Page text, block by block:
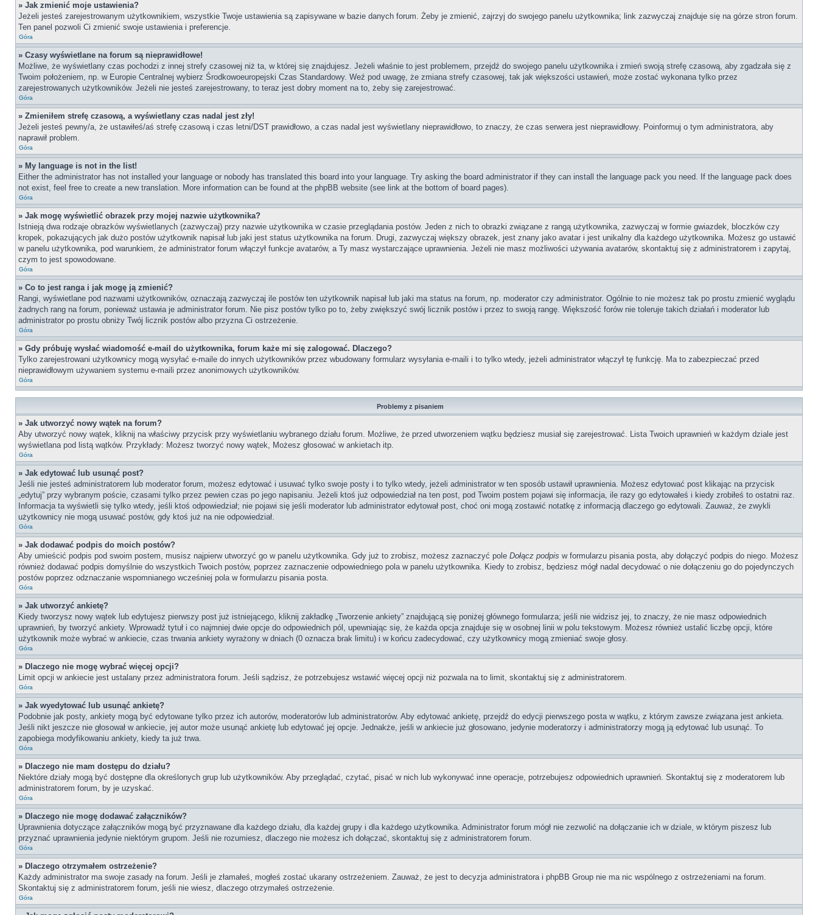
» Jak zmienić moje ustawienia?
Jeżeli jesteś zarejestrowanym użytkownikiem, wszystkie Twoje ustawienia są zapisywane w bazie danych forum. Żeby je zmienić, zajrzyj do swojego panelu użytkownika; link zazwyczaj znajduje się na górze stron forum.
Ten panel pozwoli Ci zmienić swoje ustawienia i preferencje.
Góra
» Czasy wyświetlane na forum są nieprawidłowe!
Możliwe, że wyświetlany czas pochodzi z innej strefy czasowej niż ta, w której się znajdujesz. Jeżeli właśnie to jest problemem, przejdź do swojego panelu użytkownika i zmień swoją strefę czasową, aby zgadzała się z
Twoim położeniem, np. w Europie Centralnej wybierz Środkowoeuropejski Czas Standardowy. Weź pod uwagę, że zmiana strefy czasowej, tak jak większości ustawień, może zostać wykonana tylko przez
zarejestrowanych użytkowników. Jeżeli nie jesteś zarejestrowany, to teraz jest dobry moment na to, żeby się zarejestrować.
Góra
» Zmieniłem strefę czasową, a wyświetlany czas nadal jest zły!
Jeżeli jesteś pewny/a, że ustawiłeś/aś strefę czasową i czas letni/DST prawidłowo, a czas nadal jest wyświetlany nieprawidłowo, to znaczy, że czas serwera jest nieprawidłowy. Poinformuj o tym administratora, aby
naprawił problem.
Góra
» My language is not in the list!
Either the administrator has not installed your language or nobody has translated this board into your language. Try asking the board administrator if they can install the language pack you need. If the language pack does
not exist, feel free to create a new translation. More information can be found at the phpBB website (see link at the bottom of board pages).
Góra
» Jak mogę wyświetlić obrazek przy mojej nazwie użytkownika?
Istnieją dwa rodzaje obrazków wyświetlanych (zazwyczaj) przy nazwie użytkownika w czasie przeglądania postów. Jeden z nich to obrazki związane z rangą użytkownika, zazwyczaj w formie gwiazdek, bloczków czy
kropek, pokazujących jak dużo postów użytkownik napisał lub jaki jest status użytkownika na forum. Drugi, zazwyczaj większy obrazek, jest znany jako avatar i jest unikalny dla każdego użytkownika. Możesz go ustawić
w panelu użytkownika, pod warunkiem, że administrator forum włączył funkcje avatarów, a Ty masz wystarczające uprawnienia. Jeżeli nie masz możliwości używania avatarów, skontaktuj się z administratorem i zapytaj,
czym to jest spowodowane.
Góra
» Co to jest ranga i jak mogę ją zmienić?
Rangi, wyświetlane pod nazwami użytkowników, oznaczają zazwyczaj ile postów ten użytkownik napisał lub jaki ma status na forum, np. moderator czy administrator. Ogólnie to nie możesz tak po prostu zmienić wyglądu
żadnych rang na forum, ponieważ ustawia je administrator forum. Nie pisz postów tylko po to, żeby zwiększyć swój licznik postów i przez to swoją rangę. Większość forów nie toleruje takich działań i moderator lub
administrator po prostu obniży Twój licznik postów albo przyzna Ci ostrzeżenie.
Góra
» Gdy próbuję wysłać wiadomość e-mail do użytkownika, forum każe mi się zalogować. Dlaczego?
Tylko zarejestrowani użytkownicy mogą wysyłać e-maile do innych użytkowników przez wbudowany formularz wysyłania e-maili i to tylko wtedy, jeżeli administrator włączył tę funkcję. Ma to zabezpieczać przed
nieprawidłowym używaniem systemu e-maili przez anonimowych użytkowników.
Góra
Problemy z pisaniem
» Jak utworzyć nowy wątek na forum?
Aby utworzyć nowy wątek, kliknij na właściwy przycisk przy wyświetlaniu wybranego działu forum. Możliwe, że przed utworzeniem wątku będziesz musiał się zarejestrować. Lista Twoich uprawnień w każdym dziale jest
wyświetlana pod listą wątków. Przykłady: Możesz tworzyć nowy wątek, Możesz głosować w ankietach itp.
Góra
» Jak edytować lub usunąć post?
Jeśli nie jesteś administratorem lub moderator forum, możesz edytować i usuwać tylko swoje posty i to tylko wtedy, jeżeli administrator w ten sposób ustawił uprawnienia. Możesz edytować post klikając na przycisk
„edytuj” przy wybranym poście, czasami tylko przez pewien czas po jego napisaniu. Jeżeli ktoś już odpowiedział na ten post, pod Twoim postem pojawi się informacja, ile razy go edytowałeś i kiedy zrobiłeś to ostatni raz.
Informacja ta wyświetli się tylko wtedy, jeśli ktoś odpowiedział; nie pojawi się jeśli moderator lub administrator edytował post, choć oni mogą zostawić notatkę z informacją dlaczego go edytowali. Zauważ, że zwykli
użytkownicy nie mogą usuwać postów, gdy ktoś już na nie odpowiedział.
Góra
» Jak dodawać podpis do moich postów?
Aby umieścić podpis pod swoim postem, musisz najpierw utworzyć go w panelu użytkownika. Gdy już to zrobisz, możesz zaznaczyć pole Dołącz podpis w formularzu pisania posta, aby dołączyć podpis do niego. Możesz
również dodawać podpis domyślnie do wszystkich Twoich postów, poprzez zaznaczenie odpowiedniego pola w panelu użytkownika. Kiedy to zrobisz, będziesz mógł nadal decydować o nie dołączeniu go do pojedynczych
postów poprzez odznaczanie wspomnianego wcześniej pola w formularzu pisania posta.
Góra
» Jak utworzyć ankietę?
Kiedy tworzysz nowy wątek lub edytujesz pierwszy post już istniejącego, kliknij zakładkę „Tworzenie ankiety” znajdującą się poniżej głównego formularza; jeśli nie widzisz jej, to znaczy, że nie masz odpowiednich
uprawnień, by tworzyć ankiety. Wprowadź tytuł i co najmniej dwie opcje do odpowiednich pól, upewniając się, że każda opcja znajduje się w osobnej linii w polu tekstowym. Możesz również ustalić liczbę opcji, które
użytkownik może wybrać w ankiecie, czas trwania ankiety wyrażony w dniach (0 oznacza brak limitu) i w końcu zadecydować, czy użytkownicy mogą zmieniać swoje głosy.
Góra
» Dlaczego nie mogę wybrać więcej opcji?
Limit opcji w ankiecie jest ustalany przez administratora forum. Jeśli sądzisz, że potrzebujesz wstawić więcej opcji niż pozwala na to limit, skontaktuj się z administratorem.
Góra
» Jak wyedytować lub usunąć ankietę?
Podobnie jak posty, ankiety mogą być edytowane tylko przez ich autorów, moderatorów lub administratorów. Aby edytować ankietę, przejdź do edycji pierwszego posta w wątku, z którym zawsze związana jest ankieta.
Jeśli nikt jeszcze nie głosował w ankiecie, jej autor może usunąć ankietę lub edytować jej opcje. Jednakże, jeśli w ankiecie już głosowano, jedynie moderatorzy i administratorzy mogą ją edytować lub usunąć. To
zapobiega modyfikowaniu ankiety, kiedy ta już trwa.
Góra
» Dlaczego nie mam dostępu do działu?
Niektóre działy mogą być dostępne dla określonych grup lub użytkowników. Aby przeglądać, czytać, pisać w nich lub wykonywać inne operacje, potrzebujesz odpowiednich uprawnień. Skontaktuj się z moderatorem lub
administratorem forum, by je uzyskać.
Góra
» Dlaczego nie mogę dodawać załączników?
Uprawnienia dotyczące załączników mogą być przyznawane dla każdego działu, dla każdej grupy i dla każdego użytkownika. Administrator forum mógł nie zezwolić na dołączanie ich w dziale, w którym piszesz lub
przyznać uprawnienia jedynie niektórym grupom. Jeśli nie rozumiesz, dlaczego nie możesz ich dołączać, skontaktuj się z administratorem forum.
Góra
» Dlaczego otrzymałem ostrzeżenie?
Każdy administrator ma swoje zasady na forum. Jeśli je złamałeś, mogłeś zostać ukarany ostrzeżeniem. Zauważ, że jest to decyzja administratora i phpBB Group nie ma nic wspólnego z ostrzeżeniami na forum.
Skontaktuj się z administratorem forum, jeśli nie wiesz, dlaczego otrzymałeś ostrzeżenie.
Góra